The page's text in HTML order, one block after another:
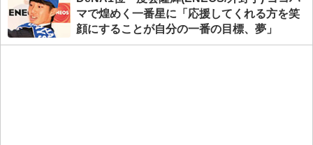
マで煌めく一番星に「応援してくれる方を笑
顔にすることが自分の一番の目標、夢」